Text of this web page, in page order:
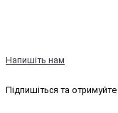
Напишіть нам
Підпишіться та отримуйте